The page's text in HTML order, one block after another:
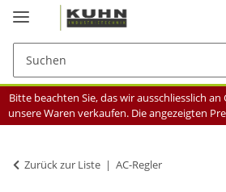
Bitte beachten Sie, das wir ausschliesslich
unsere Waren verkaufen. Die angezeigten
Zurück zur Liste AC-Regler